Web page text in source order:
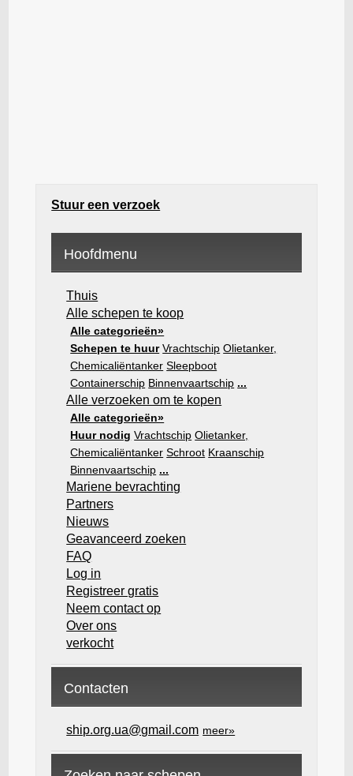
Stuur een verzoek
Hoofdmenu
Thuis
Alle schepen te koop
Alle categorieën»
Schepen te huur Vrachtschip Olietanker,
Chemicaliëntanker Sleepboot
Containerschip Binnenvaartschip ...
Alle verzoeken om te kopen
Alle categorieën»
Huur nodig Vrachtschip Olietanker,
Chemicaliëntanker Schroot Kraanschip
Binnenvaartschip ...
Mariene bevrachting
Partners
Nieuws
Geavanceerd zoeken
FAQ
Log in
Registreer gratis
Neem contact op
Over ons
verkocht
Contacten
ship.org.ua@gmail.com meer»